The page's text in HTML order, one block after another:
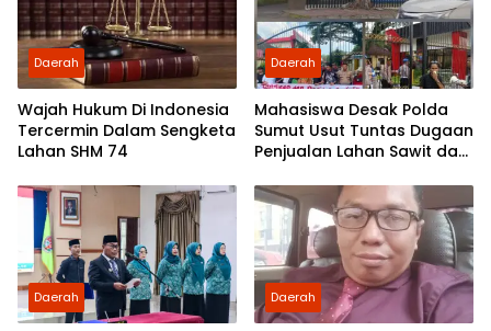
Daerah
Wajah Hukum Di Indonesia
Tercermin Dalam Sengketa
Lahan SHM 74
Daerah
Mahasiswa Desak Polda
Sumut Usut Tuntas Dugaan
Penjualan Lahan Sawit dan
Partai Demokrat Sumut
Daerah Daerah